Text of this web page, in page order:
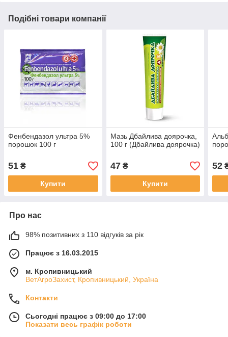
Подібні товари компанії
Фенбендазол ультра 5%
порошок 100 г
51 ₴
Купити
Мазь Дбайлива доярочка,
100 г (Дбайлива доярочка)
47₴
Купити
52
Про нас
98% позитивних з 110 відгуків за рік
Працює з 16.03.2015
м. Кропивницький
ВетАгроЗахист, Кропивницький, Україна
Контакти
Сьогодні працює з 09:00 до 17:00
Показати весь графік роботи